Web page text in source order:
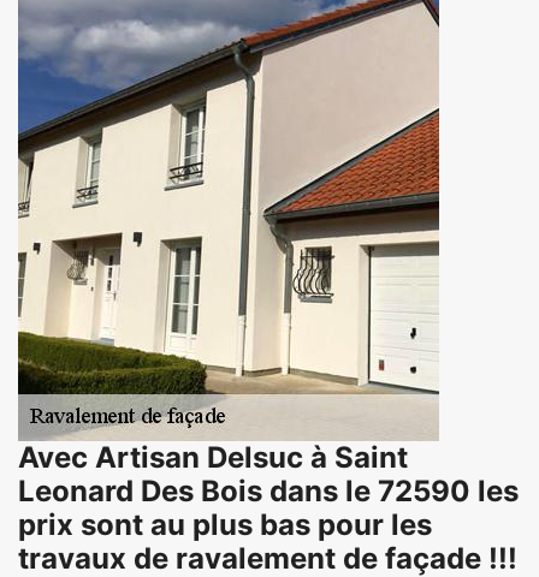
Avec Artisan Delsuc à Saint
Leonard Des Bois dans le 72590 les
prix sont au plus bas pour les
travaux de ravalement de façade !!!